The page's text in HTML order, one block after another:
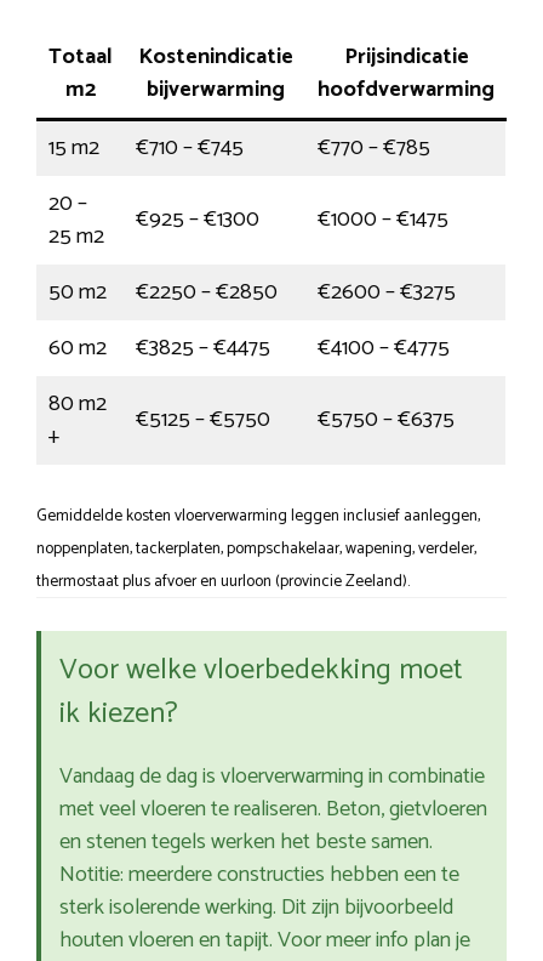
Totaal
m2
Kostenindicatie
bijverwarming
Prijsindicatie
hoofdverwarming
15 m2
€710 – €745
€770 – €785
20 –
25 m2
€925 – €1300
€1000 – €1475
50 m2
€2250 – €2850
€2600 – €3275
60 m2
€3825 – €4475
€4100 – €4775
80 m2
+
€5125 – €5750 €5750 – €6375
Gemiddelde kosten vloerverwarming leggen inclusief aanleggen,
noppenplaten, tackerplaten, pompschakelaar, wapening, verdeler,
thermostaat plus afvoer en uurloon (provincie Zeeland).
Voor welke vloerbedekking moet
ik kiezen?
Vandaag de dag is vloerverwarming in combinatie
met veel vloeren te realiseren. Beton, gietvloeren
en stenen tegels werken het beste samen.
Notitie: meerdere constructies hebben een te
sterk isolerende werking. Dit zijn bijvoorbeeld
houten vloeren en tapijt. Voor meer info plan je